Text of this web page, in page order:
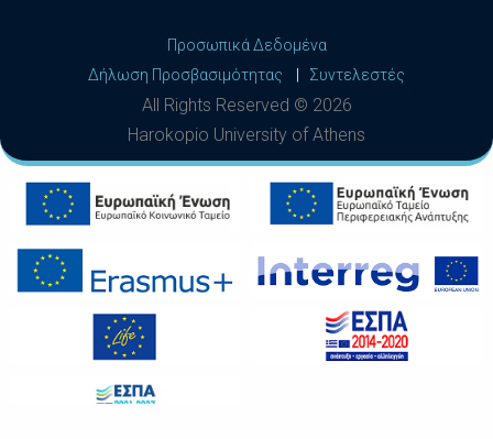
Προσωπικά Δεδομένα
Δήλωση Προσβασιμότητας
Συντελεστές
All Rights Reserved © 2026
Harokopio University of Athens